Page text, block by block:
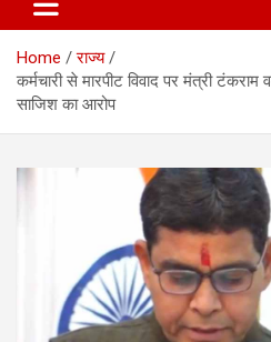
Home
राज्य
कर्मचारी से मारपीट विवाद पर मंत्री टंकराम
साजिश का आरोप